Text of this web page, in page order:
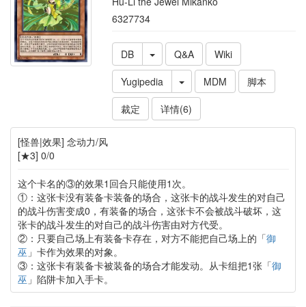
6327734
DB Q&A
Wiki
Yugipedia
MDM
脚本
裁定
详情(6)
[怪兽|效果] 念动力/风
[★3] 0/0
这个卡名的③的效果1回合只能使用1次。
①：这张卡没有装备卡装备的场合，这张卡的战斗发生的对自己
的战斗伤害变成0，有装备的场合，这张卡不会被战斗破坏，这
张卡的战斗发生的对自己的战斗伤害由对方代受。
②：只要自己场上有装备卡存在，对方不能把自己场上的「御
巫 」卡作为效果的对象。
③：这张卡有装备卡被装备的场合才能发动。从卡组把1张「御
巫 」陷阱卡加入手卡。